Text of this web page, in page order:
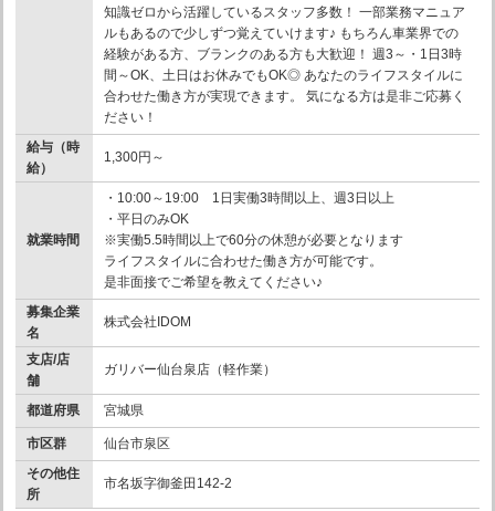
知識ゼロから活躍しているスタッフ多数！ 一部業務マニュア
ルもあるので少しずつ覚えていけます♪ もちろん車業界での
経験がある方、ブランクのある方も大歓迎！ 週3～・1日3時
間～OK、土日はお休みでもOK◎ あなたのライフスタイルに
合わせた働き方が実現できます。 気になる方は是非ご応募く
ださい！
給与（時
給）
1,300円～
就業時間
・10:00～19:00 1日実働3時間以上、週3日以上
・平日のみOK
※実働5.5時間以上で60分の休憩が必要となります
ライフスタイルに合わせた働き方が可能です。
是非面接でご希望を教えてください♪
募集企業
名
株式会社IDOM
支店/店
舗
ガリバー仙台泉店（軽作業）
都道府県 宮城県
市区群
仙台市泉区
その他住
所
市名坂字御釜田142-2